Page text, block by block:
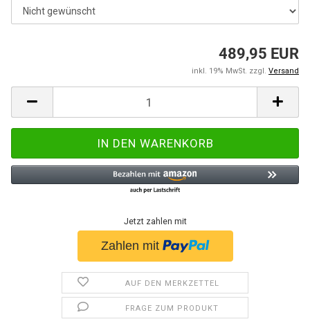
489,95 EUR
inkl. 19% MwSt. zzgl. Versand
Jetzt zahlen mit
AUF DEN MERKZETTEL
FRAGE ZUM PRODUKT